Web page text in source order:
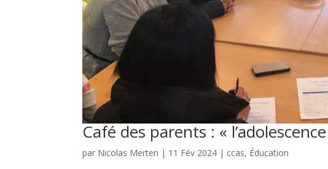
Café des parents : «
par Nicolas Merten | 11 Fév 2024 | ccas, Éducation